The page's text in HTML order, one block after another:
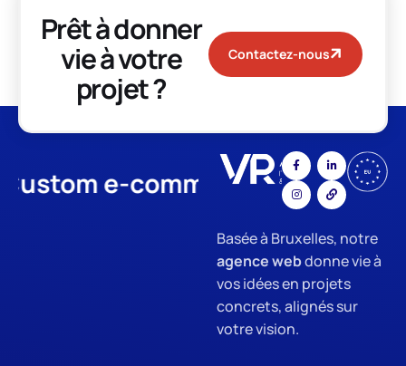
Prêt à donner
vie à votre
projet ?
Contactez-nous
e-commerce App
Basée à Bruxelles, notre
agence webdonne vie à
vos idées en projets
concrets, alignés sur
votre vision.